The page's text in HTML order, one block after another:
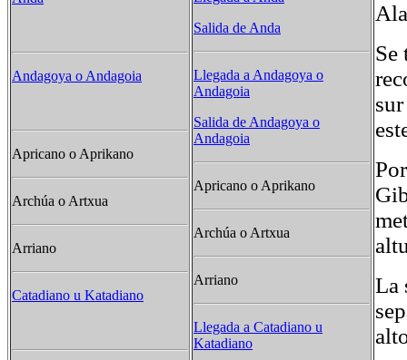
Andagoya o Andagoia
Apricano o Aprikano
Archúa o Artxua
Arriano
Catadiano u Katadiano
Salida de Anda
Llegada a Andagoya o
Andagoia
Salida de Andagoya o
Andagoia
Apricano o Aprikano
Archúa o Artxua
Arriano
Llegada a Catadiano u
Katadiano
Se
La